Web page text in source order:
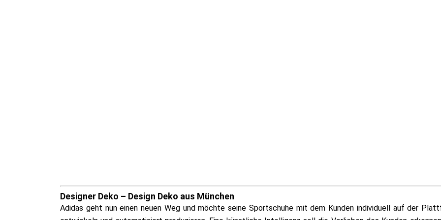
Designer Deko – Design Deko aus München
Adidas geht nun einen neuen Weg und möchte seine Sportschuhe mit dem Kunden individuell auf der
ADRESSE